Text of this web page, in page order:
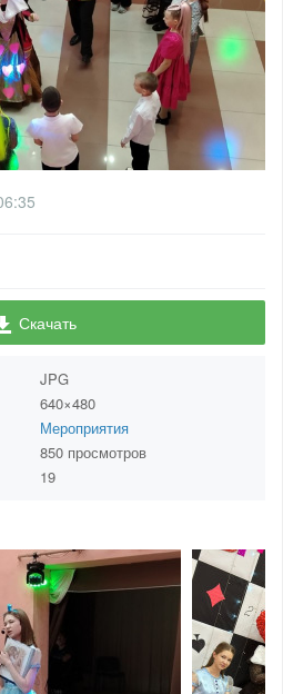
Скачать
JPG
640×480
Мероприятия
850 просмотров
19